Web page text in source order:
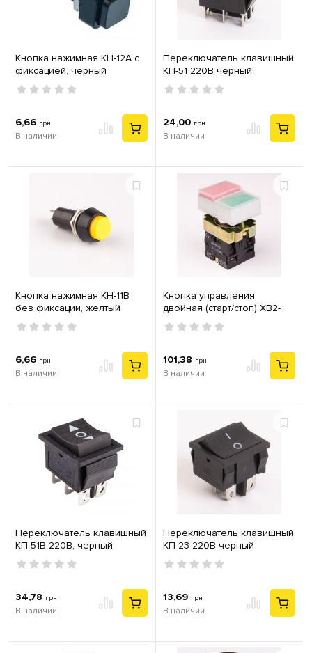
Кнопка нажимная КН-12А с
фиксацией, черный
6,66 грн
В наличии
Переключатель клавишный
КП-51 220В черный
24,00 грн
В наличии
Кнопка нажимная КН-11В
без фиксации, желтый
6,66 грн
В наличии
Кнопка управления
двойная (старт/стоп) XB2-
BL9425
101,38 грн
В наличии
Переключатель клавишный
КП-51В 220В, черный
34,78 грн
В наличии
Переключатель клавишный
КП-23 220В черный
13,69 грн
В наличии